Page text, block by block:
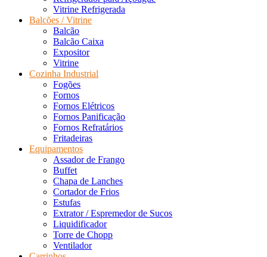
Vitrine Refrigerada
Balcões / Vitrine
Balcão
Balcão Caixa
Expositor
Vitrine
Cozinha Industrial
Fogões
Fornos
Fornos Elétricos
Fornos Panificação
Fornos Refratários
Fritadeiras
Equipamentos
Assador de Frango
Buffet
Chapa de Lanches
Cortador de Frios
Estufas
Extrator / Espremedor de Sucos
Liquidificador
Torre de Chopp
Ventilador